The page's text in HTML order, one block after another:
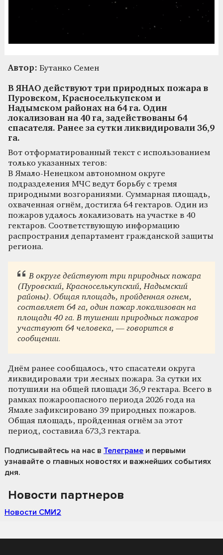
Автор: Бутанко Семен
В ЯНАО действуют три природных пожара в
Пуровском, Красноселькупском и
Надымском районах на 64 га. Один
локализован на 40 га, задействованы 64
спасателя. Ранее за сутки ликвидировали 36,9
га.
Вот отформатированный текст с использованием
только указанных тегов:
В Ямало-Ненецком автономном округе
подразделения МЧС ведут борьбу с тремя
природными возгораниями. Суммарная площадь,
охваченная огнём, достигла 64 гектаров. Один из
пожаров удалось локализовать на участке в 40
гектаров. Соответствующую информацию
распространил департамент гражданской защиты
региона.
В округе действуют три природных пожара
(Пуровский, Красноселькупский, Надымский
районы). Общая площадь, пройденная огнем,
составляет 64 га, один пожар локализован на
площади 40 га. В тушении природных пожаров
участвуют 64 человека, — говорится в
сообщении.
Днём ранее сообщалось, что спасатели округа
ликвидировали три лесных пожара. За сутки их
потушили на общей площади 36,9 гектара. Всего в
рамках пожароопасного периода 2026 года на
Ямале зафиксировано 39 природных пожаров.
Общая площадь, пройденная огнём за этот
период, составила 673,3 гектара.
Подписывайтесь на нас в Телеграме и первыми
узнавайте о главных новостях и важнейших событиях
дня.
Новости партнеров
Новости СМИ2